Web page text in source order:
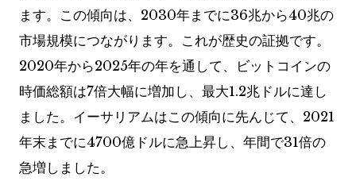
ます。この傾向は、2030年までに36兆から40兆の
市場規模につながります。これが歴史の証拠です。
2020年から2025年の年を通して、ビットコインの
時価総額は7倍大幅に増加し、最大1.2兆ドルに達し
ました。イーサリアムはこの傾向に先んじて、2021
年末までに4700億ドルに急上昇し、年間で31倍の
急増しました。